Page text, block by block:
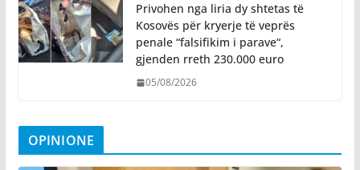
Privohen nga liria dy shtetas të
Kosovës për kryerje të veprës
penale “falsifikim i parave“,
gjenden rreth 230.000 euro
05/08/2026
OPINIONE